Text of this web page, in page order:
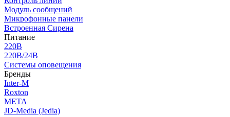
Модуль сообщений
Микрофонные панели
Встроенная Сирена
Питание
220В
220В/24В
Системы оповещения
Бренды
Inter-M
Roxton
МЕТА
JD-Media (Jedia)